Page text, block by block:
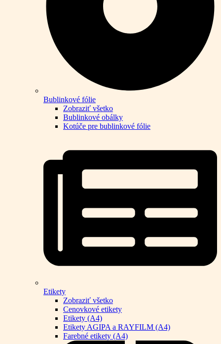
Bublinkové fólie
Zobraziť všetko
Bublinkové obálky
Kotúče pre bublinkové fólie
Etikety
Zobraziť všetko
Cenovkové etikety
Etikety (A4)
Etikety AGIPA a RAYFILM (A4)
Farebné etikety (A4)